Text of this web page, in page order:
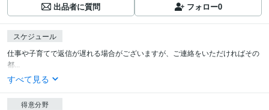
出品者に質問 フォロー0
スケジュール
仕事や子育てで返信が遅れる場合がございますが、ご連絡をいただければその
都...
すべて見る
得意分野